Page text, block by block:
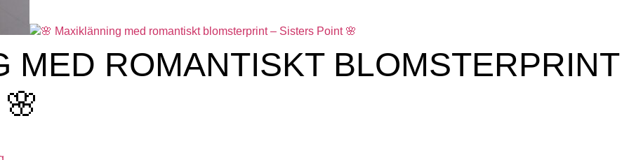
MED ROMANTISKT BLOMSTERPRINT